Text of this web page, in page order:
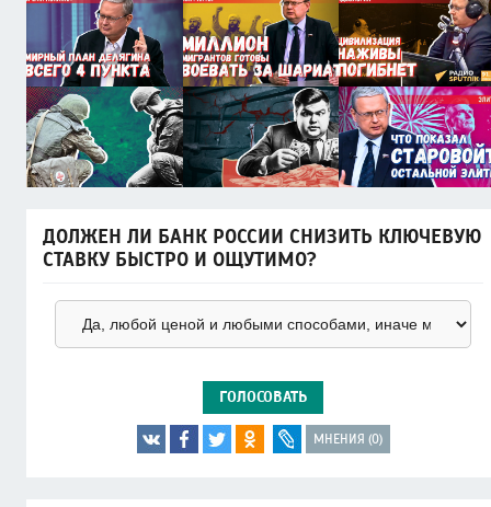
ДОЛЖЕН ЛИ БАНК РОССИИ СНИЗИТЬ КЛЮЧЕВУЮ
СТАВКУ БЫСТРО И ОЩУТИМО?
ГОЛОСОВАТЬ
МНЕНИЯ (0)